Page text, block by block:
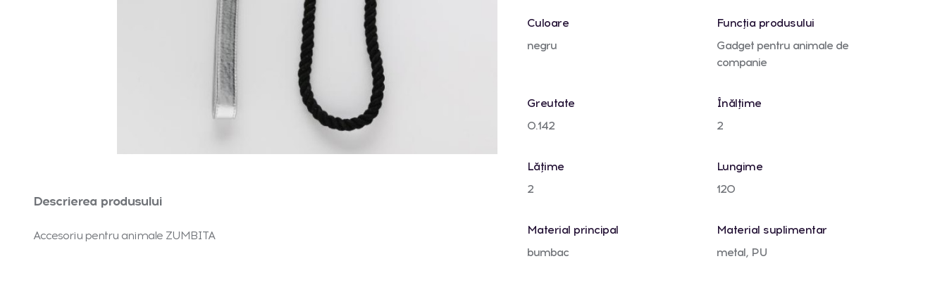
Descrierea produsului
Accesoriu pentru animale ZUMBITA
Culoare
negru
Funcția produsului
Gadget pentru animale de
companie
Greutate
0.142
Înălțime
2
Lățime
2
Lungime
120
Material principal
bumbac
Material suplimentar
metal, PU